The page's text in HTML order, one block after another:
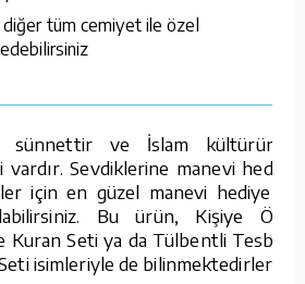
tüm cemiyet ile özel
sünnettir ve İslam kültüründe
Sevdiklerine manevi hediye
için en güzel manevi hediyeleri
Bu ürün, Kişiye Özel
Kuran Seti ya da Tülbentli Tesbihli
isimleriyle de bilinmektedirler.